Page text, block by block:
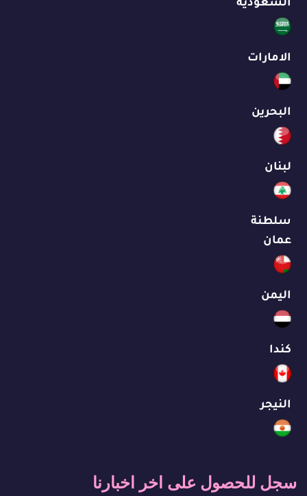
السعودية
الامارات
البحرين
لبنان
سلطنة
عمان
اليمن
كندا
النيجر
سجل للحصول على اخر اخبارنا